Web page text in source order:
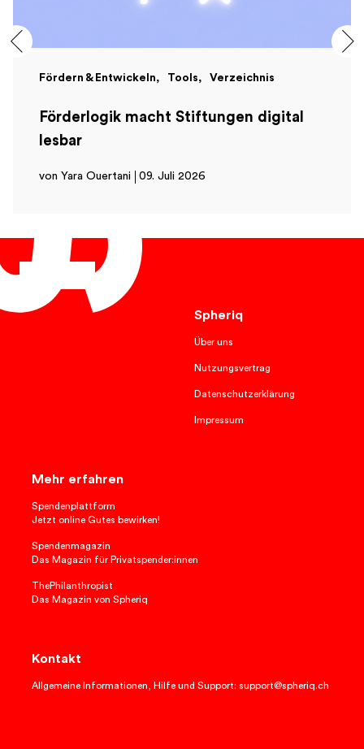
Fördern & Entwickeln Tools Verzeichnis
Förderlogik macht Stiftungen digital
lesbar
von Yara Ouertani 09. Juli 2026
Spheriq
Über uns
Nutzungsvertrag
Datenschutzerklärung
Impressum
Mehr erfahren
Spendenplattform
Jetzt online Gutes bewirken!
Spendenmagazin
Das Magazin für Privatspender:innen
ThePhilanthropist
Das Magazin von Spheriq
Kontakt
Allgemeine Informationen, Hilfe und Support: support@spheriq.ch